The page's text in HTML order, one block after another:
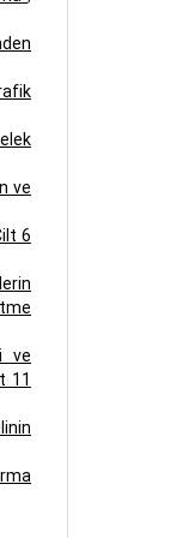
ve
6
ve
11